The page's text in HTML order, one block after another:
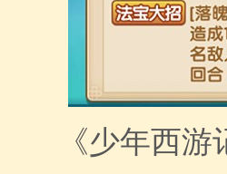
《少年西